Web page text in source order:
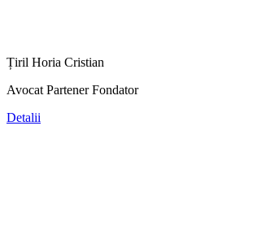
Țiril Horia Cristian
Avocat Partener Fondator
Detalii